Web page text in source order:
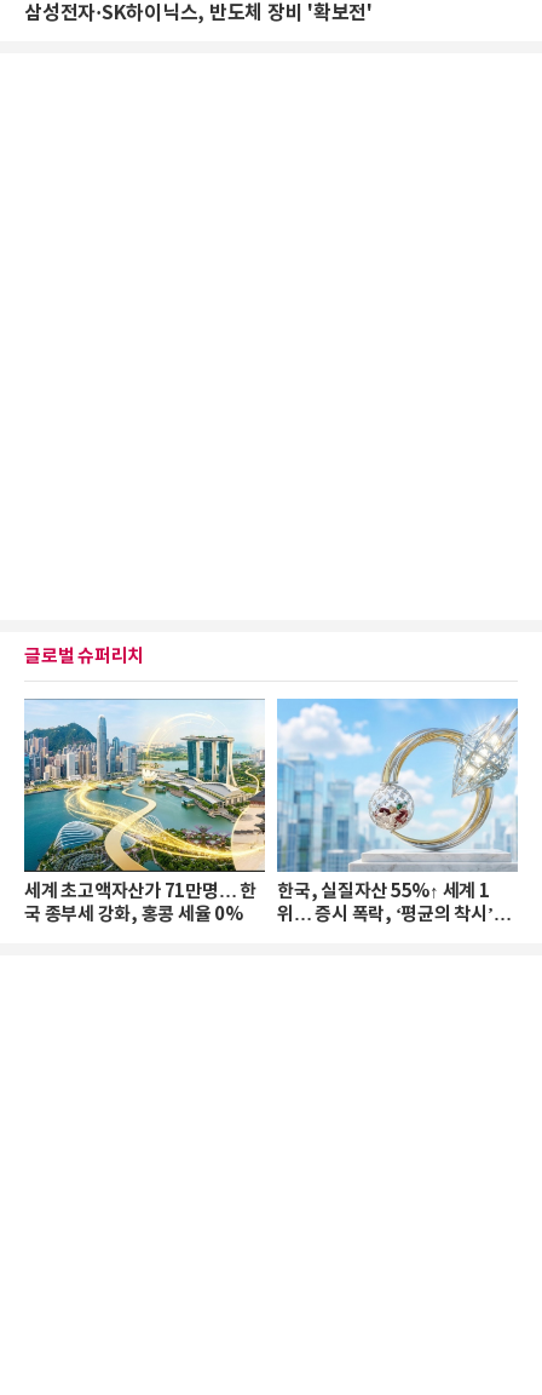
삼성전자·SK하이닉스, 반도체 장비 '확보전'
글로벌 슈퍼리치
세계 초고액자산가 71만명… 한
국 종부세 강화, 홍콩 세율 0%
한국, 실질자산 55%↑ 세계 1
위… 증시 폭락, ‘평균의 착시’와